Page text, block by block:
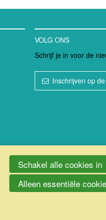
VOLG ONS
Schrijf je in voor de
Inschrijven op
Schakel alle cookies in
Alleen essentiële